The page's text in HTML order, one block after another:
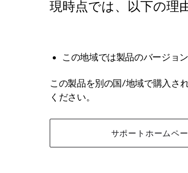
現時点では、以下の理
この地域では製品のバージョ
この製品を別の国/地域で購入さ
ください。
サポートホームペ